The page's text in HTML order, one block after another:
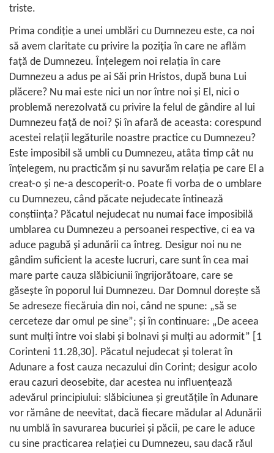
triste.
Prima condiţie a unei umblări cu Dumnezeu este, ca noi
să avem claritate cu privire la poziţia în care ne aflăm
faţă de Dumnezeu. Înţelegem noi relaţia în care
Dumnezeu a adus pe ai Săi prin Hristos, după buna Lui
plăcere? Nu mai este nici un nor între noi şi El, nici o
problemă nerezolvată cu privire la felul de gândire al lui
Dumnezeu faţă de noi? Şi în afară de aceasta: corespund
acestei relaţii legăturile noastre practice cu Dumnezeu?
Este imposibil să umbli cu Dumnezeu, atâta timp cât nu
înţelegem, nu practicăm şi nu savurăm relaţia pe care El a
creat-o şi ne-a descoperit-o. Poate fi vorba de o umblare
cu Dumnezeu, când păcate nejudecate întinează
conştiinţa? Păcatul nejudecat nu numai face imposibilă
umblarea cu Dumnezeu a persoanei respective, ci ea va
aduce pagubă şi adunării ca întreg. Desigur noi nu ne
gândim suficient la aceste lucruri, care sunt în cea mai
mare parte cauza slăbiciunii îngrijorătoare, care se
găseşte în poporul lui Dumnezeu. Dar Domnul doreşte să
Se adreseze fiecăruia din noi, când ne spune: „să se
cerceteze dar omul pe sine”; şi în continuare: „De aceea
sunt mulţi între voi slabi şi bolnavi şi mulţi au adormit” [ 1
Corinteni 11.28,30 ]. Păcatul nejudecat şi tolerat în
Adunare a fost cauza necazului din Corint; desigur acolo
erau cazuri deosebite, dar acestea nu influenţează
adevărul principiului: slăbiciunea şi greutăţile în Adunare
vor rămâne de neevitat, dacă fiecare mădular al Adunării
nu umblă în savurarea bucuriei şi păcii, pe care le aduce
cu sine practicarea relaţiei cu Dumnezeu, sau dacă răul